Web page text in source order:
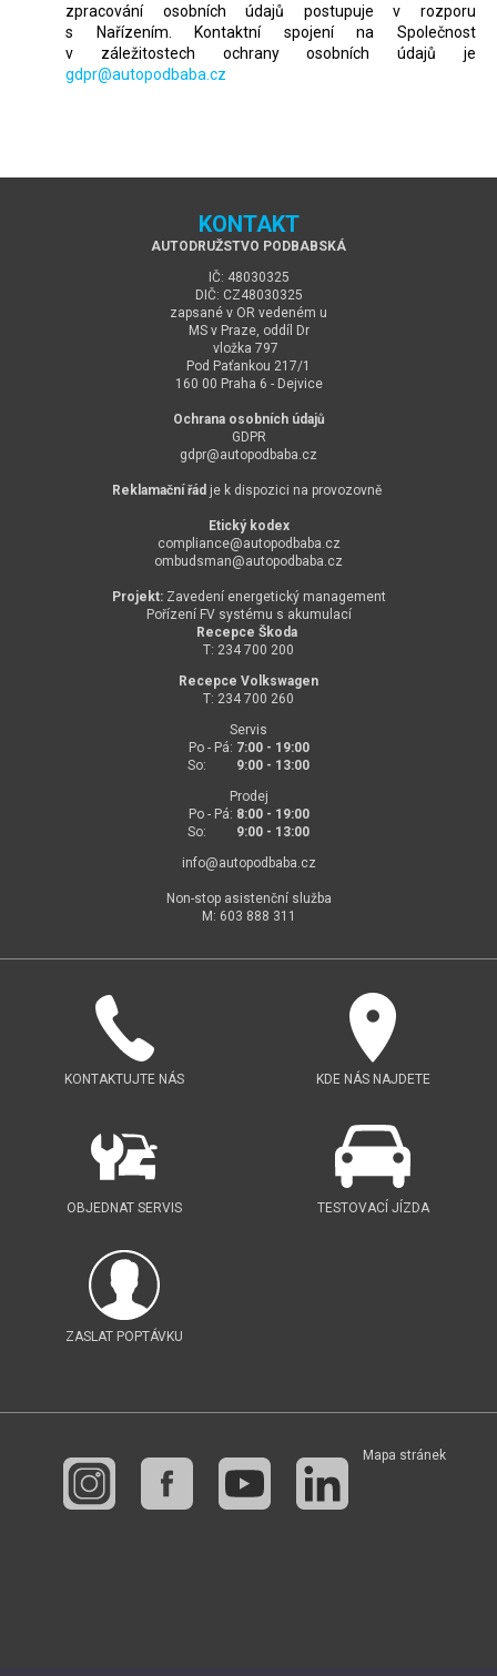
zpracování osobních údajů postupuje v rozporu
s Nařízením. Kontaktní spojení na Společnost
v záležitostech ochrany osobních údajů je
gdpr@autopodbaba.cz
KONTAKT
AUTODRUŽSTVO PODBABSKÁ
IČ: 48030325
DIČ: CZ48030325
zapsané v OR vedeném u
MS v Praze, oddíl Dr
vložka 797
Pod Paťankou 217/1
160 00 Praha 6 - Dejvice
Ochrana osobních údajů
GDPR
gdpr@autopodbaba.cz
Reklamační řád je k dispozici na provozovně
Etický kodex
compliance@autopodbaba.cz
ombudsman@autopodbaba.cz
Projekt: Zavedení energetický management
Pořízení FV systému s akumulací
Recepce Škoda
T: 234 700 200
Recepce Volkswagen
T: 234 700 260
Servis
Po - Pá: 7:00 - 19:00
So: 9:00 - 13:00
Prodej
Po - Pá: 8:00 - 19:00
So: 9:00 - 13:00
info@autopodbaba.cz
Non-stop asistenční služba
M: 603 888 311
KONTAKTUJTE NÁS KDE NÁS NAJDETE
OBJEDNAT SERVIS TESTOVACÍ JÍZDA
ZASLAT POPTÁVKU
Mapa stránek